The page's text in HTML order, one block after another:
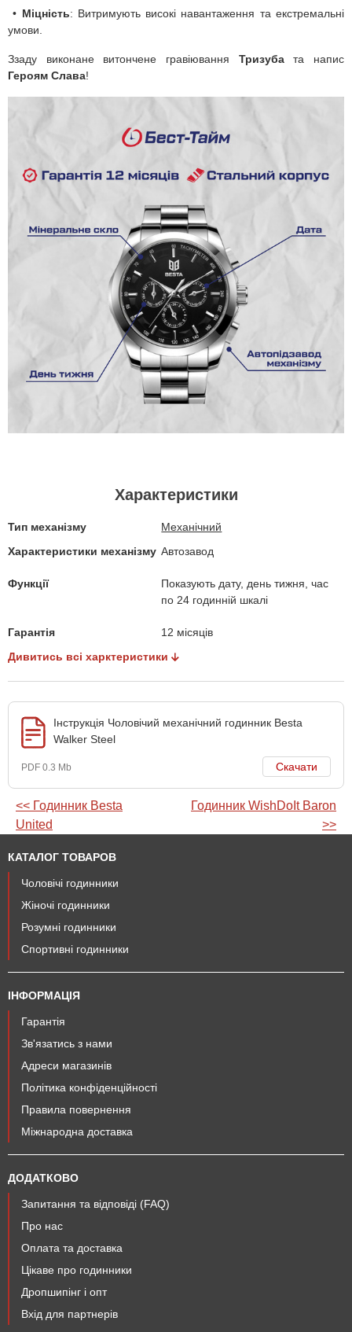
• Міцність: Витримують високі навантаження та екстремальні
умови.
Ззаду виконане витончене гравіювання Тризубата напис
Героям Слава!
Характеристики
Тип механізму
Механічний
Характеристики механізму Автозавод
Функції
Показують дату, день тижня, час
по 24 годинній шкалі
Гарантія
12 місяців
Дивитись всі харктеристики
Інструкція Чоловічий механічний годинник Besta
Walker Steel
PDF 0.3 Mb Скачати
<< Годинник Besta
United
Годинник WishDoIt Baron
>>
КАТАЛОГ ТОВАРОВ
Чоловічі годинники
Жіночі годинники
Розумні годинники
Спортивні годинники
ІНФОРМАЦІЯ
Гарантія
Зв'язатись з нами
Адреси магазинів
Політика конфіденційності
Правила повернення
Міжнародна доставка
ДОДАТКОВО
Запитання та відповіді (FAQ)
Про нас
Оплата та доставка
Цікаве про годинники
Дропшипінг і опт
Вхід для партнерів